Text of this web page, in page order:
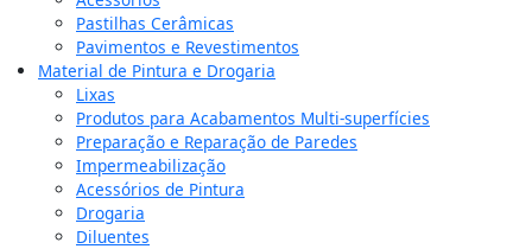
Pastilhas Cerâmicas
Pavimentos e Revestimentos
Material de Pintura e Drogaria
Lixas
Produtos para Acabamentos Multi-superfícies
Preparação e Reparação de Paredes
Impermeabilização
Acessórios de Pintura
Drogaria
Diluentes